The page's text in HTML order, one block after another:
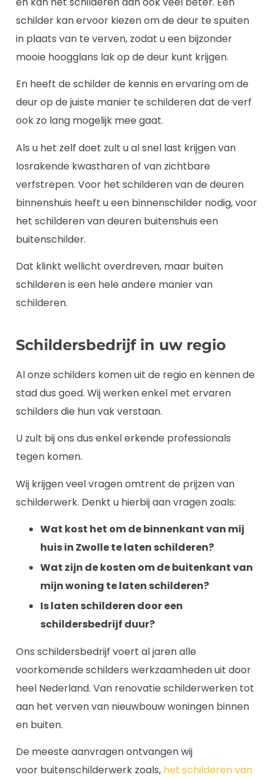
schilder kan ervoor kiezen om de deur te spuiten
in plaats van te verven, zodat u een bijzonder
mooie hoogglans lak op de deur kunt krijgen.
En heeft de schilder de kennis en ervaring om de
deur op de juiste manier te schilderen dat de verf
ook zo lang mogelijk mee gaat.
Als u het zelf doet zult u al snel last krijgen van
losrakende kwastharen of van zichtbare
verfstrepen. Voor het schilderen van de deuren
binnenshuis heeft u een binnenschilder nodig, voor
het schilderen van deuren buitenshuis een
buitenschilder.
Dat klinkt wellicht overdreven, maar buiten
schilderen is een hele andere manier van
schilderen.
Schildersbedrijf in uw regio
Al onze schilders komen uit de regio en kennen de
stad dus goed. Wij werken enkel met ervaren
schilders die hun vak verstaan.
U zult bij ons dus enkel erkende professionals
tegen komen.
Wij krijgen veel vragen omtrent de prijzen van
schilderwerk. Denkt u hierbij aan vragen zoals:
Wat kost het om de binnenkant van mij
huis in Zwolle te laten schilderen?
Wat zijn de kosten om de buitenkant van
mijn woning te laten schilderen?
Is laten schilderen door een
schildersbedrijf duur?
Ons schildersbedrijf voert al jaren alle
voorkomende schilders werkzaamheden uit door
heel Nederland. Van renovatie schilderwerken tot
aan het verven van nieuwbouw woningen binnen
en buiten.
De meeste aanvragen ontvangen wij
voor buitenschilderwerk zoals, het schilderen van